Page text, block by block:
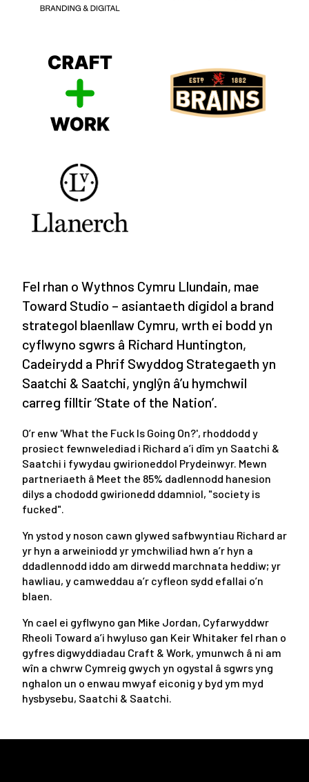
Fel rhan o Wythnos Cymru Llundain, mae
Toward Studio – asiantaeth digidol a brand
strategol blaenllaw Cymru, wrth ei bodd yn
cyflwyno sgwrs â Richard Huntington,
Cadeirydd a Phrif Swyddog Strategaeth yn
Saatchi & Saatchi, ynglŷn â’u hymchwil
carreg filltir ‘State of the Nation’.
O’r enw 'What the Fuck Is Going On?', rhoddodd y
prosiect fewnwelediad i Richard a’i dîm yn Saatchi &
Saatchi i fywydau gwirioneddol Prydeinwyr. Mewn
partneriaeth â Meet the 85% dadlennodd hanesion
dilys a chododd gwirionedd ddamniol, "society is
fucked".
Yn ystod y noson cawn glywed safbwyntiau Richard ar
yr hyn a arweiniodd yr ymchwiliad hwn a’r hyn a
ddadlennodd iddo am dirwedd marchnata heddiw; yr
hawliau, y camweddau a’r cyfleon sydd efallai o’n
blaen.
Yn cael ei gyflwyno gan Mike Jordan, Cyfarwyddwr
Rheoli Toward a’i hwyluso gan Keir Whitaker fel rhan o
gyfres digwyddiadau Craft & Work, ymunwch â ni am
wîn a chwrw Cymreig gwych yn ogystal â sgwrs yng
nghalon un o enwau mwyaf eiconig y byd ym myd
hysbysebu, Saatchi & Saatchi.